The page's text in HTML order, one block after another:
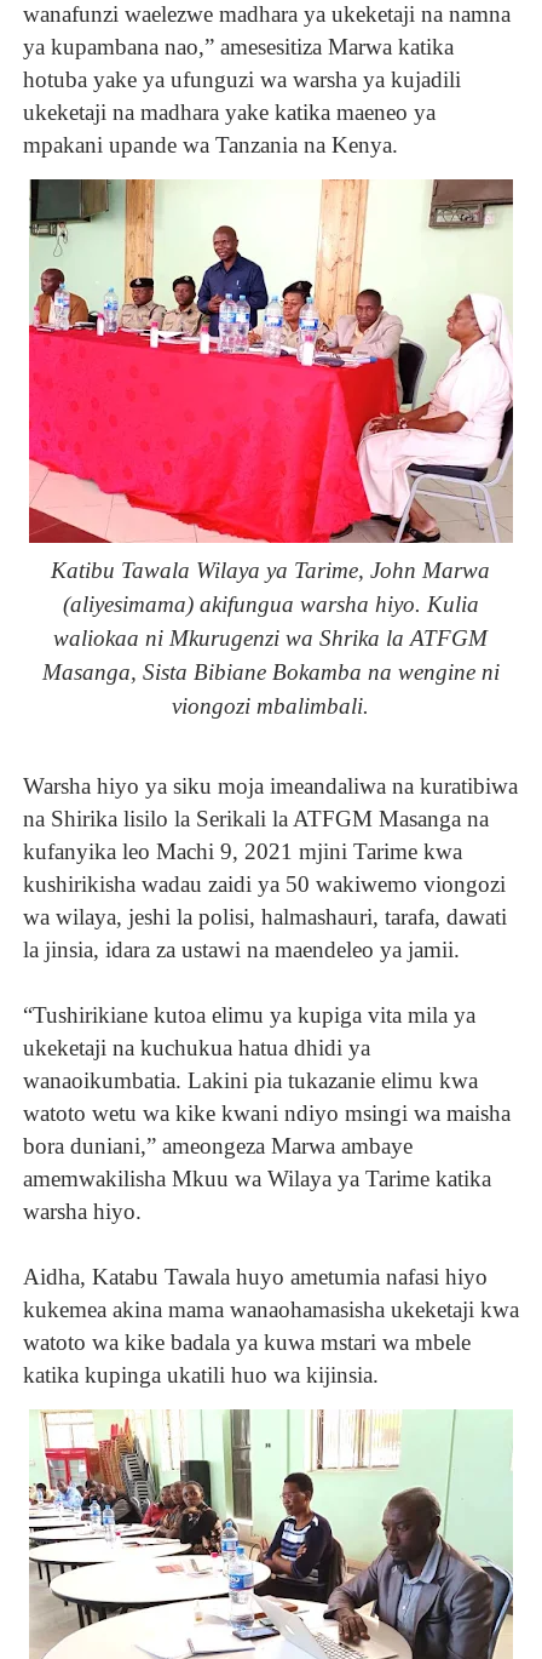
wanafunzi waelezwe madhara ya ukeketaji na namna
ya kupambana nao,” amesesitiza Marwa katika
hotuba yake ya ufunguzi wa warsha ya kujadili
ukeketaji na madhara yake katika maeneo ya
mpakani upande wa Tanzania na Kenya.
Katibu Tawala Wilaya ya Tarime, John Marwa
(aliyesimama) akifungua warsha hiyo. Kulia
waliokaa ni Mkurugenzi wa Shrika la ATFGM
Masanga, Sista Bibiane Bokamba na wengine ni
viongozi mbalimbali.
Warsha hiyo ya siku moja imeandaliwa na kuratibiwa
na Shirika lisilo la Serikali la ATFGM Masanga na
kufanyika leo Machi 9, 2021 mjini Tarime kwa
kushirikisha wadau zaidi ya 50 wakiwemo viongozi
wa wilaya, jeshi la polisi, halmashauri, tarafa, dawati
la jinsia, idara za ustawi na maendeleo ya jamii.
“Tushirikiane kutoa elimu ya kupiga vita mila ya
ukeketaji na kuchukua hatua dhidi ya
wanaoikumbatia. Lakini pia tukazanie elimu kwa
watoto wetu wa kike kwani ndiyo msingi wa maisha
bora duniani,” ameongeza Marwa ambaye
amemwakilisha Mkuu wa Wilaya ya Tarime katika
warsha hiyo.
Aidha, Katabu Tawala huyo ametumia nafasi hiyo
kukemea akina mama wanaohamasisha ukeketaji kwa
watoto wa kike badala ya kuwa mstari wa mbele
katika kupinga ukatili huo wa kijinsia.